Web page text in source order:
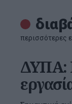
περισσότερες
ΔΥΠΑ: